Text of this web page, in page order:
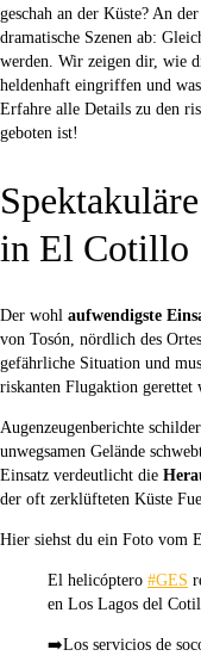
geschah an der Küste? An
dramatische Szenen ab:
werden. Wir zeigen dir, wie
heldenhaft eingriffen und
Erfahre alle Details zu den
geboten ist!
in El Cotillo
Der wohl aufwendigste
von Tosón, nördlich des
gefährliche Situation und
riskanten Flugaktion gerettet
Augenzeugenberichte
unwegsamen Gelände
Einsatz verdeutlicht die
der oft zerklüfteten Küste
Hier siehst du ein Foto vom
El helicóptero #GES
en Los Lagos del
➡️Los servicios de